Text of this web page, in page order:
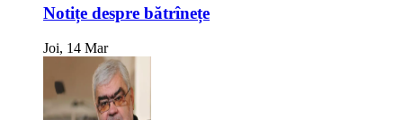
Notițe despre bătrînețe
Joi, 14 Mar